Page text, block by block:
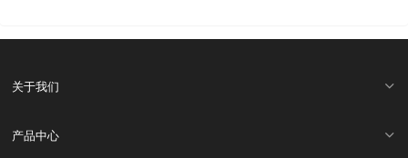
关于我们
产品中心